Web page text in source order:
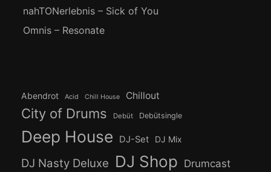
nahTONerlebnis – Sick of You
Omnis – Resonate
Abendrot Acid Chill House Chillout
City of Drums Debüt Debütsingle
Deep House DJ-Set DJ Mix
DJ Nasty Deluxe DJ Shop Drumcast